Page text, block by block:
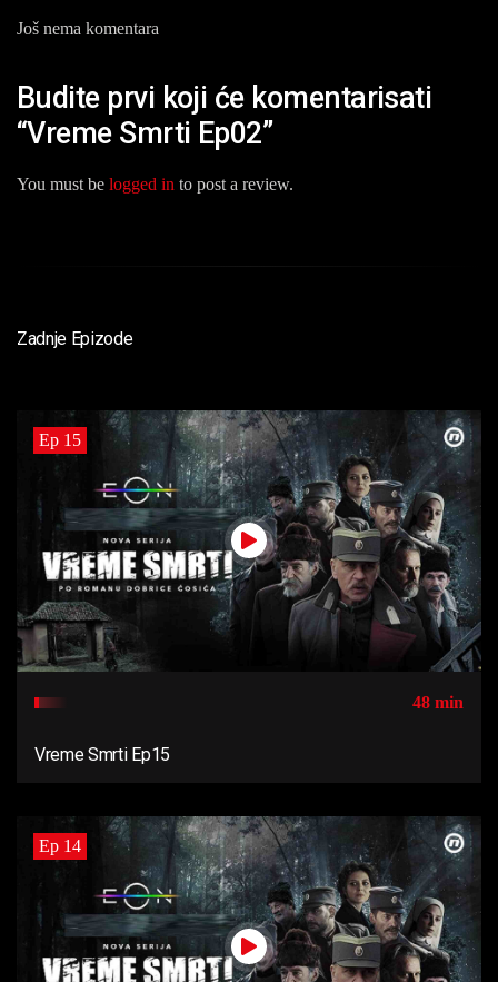
Još nema komentara
Budite prvi koji će komentarisati
“Vreme Smrti Ep02”
You must be logged in to post a review.
Zadnje Epizode
Ep 15
48 min
Vreme Smrti Ep15
Ep 14